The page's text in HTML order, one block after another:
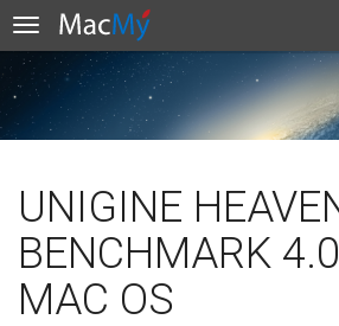
UNIGINE
BENCHMARK
MAC OS